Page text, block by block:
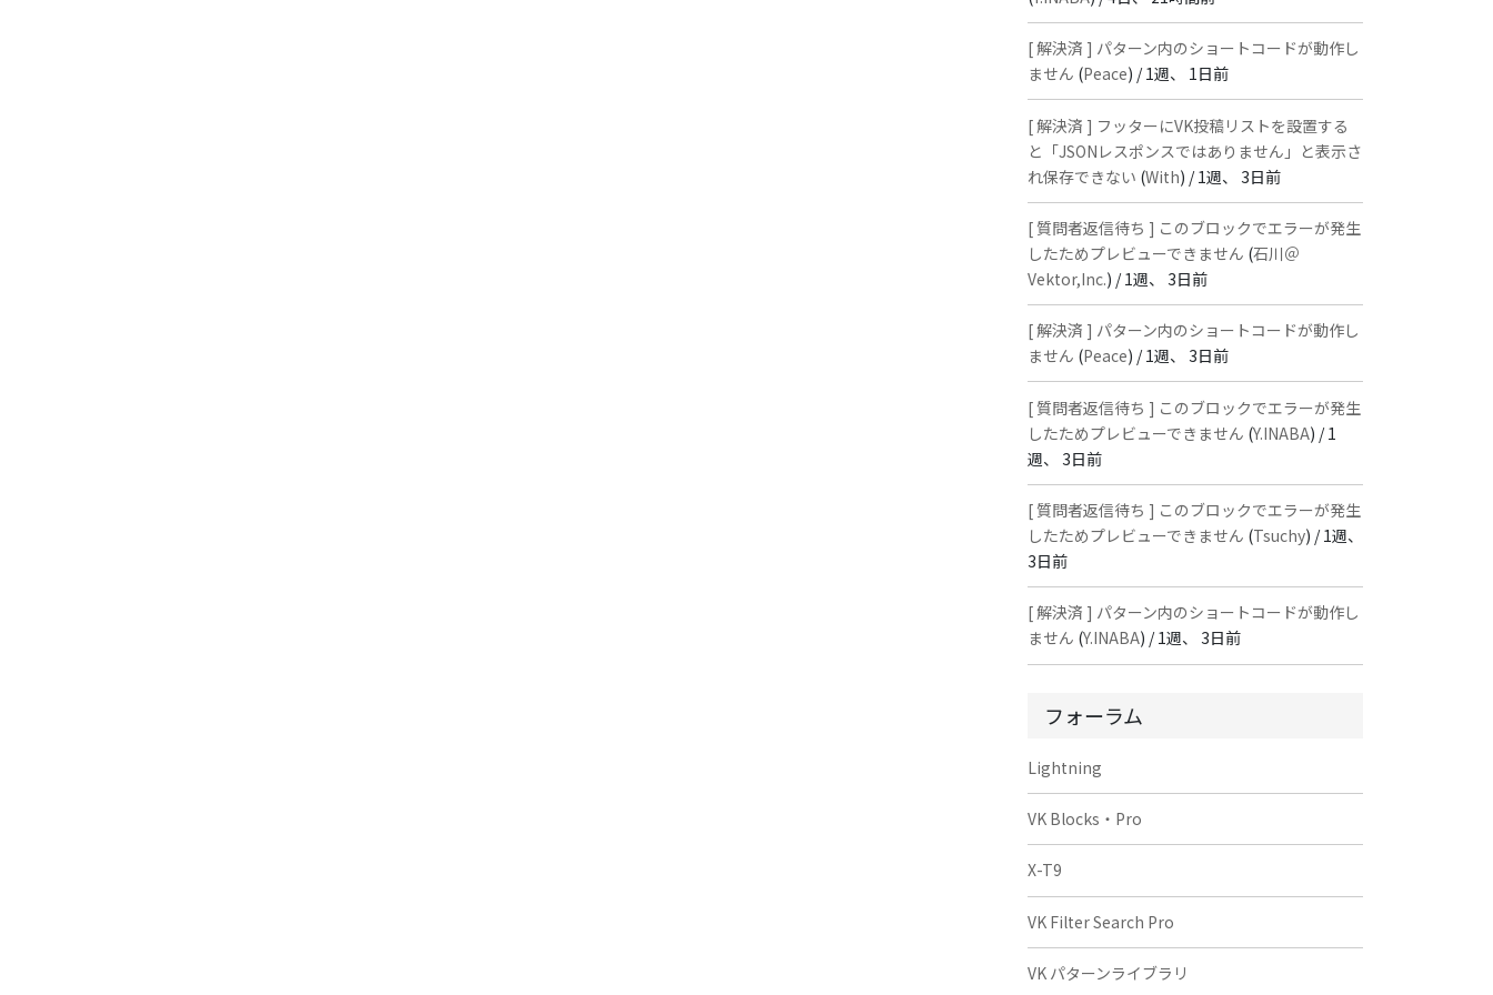
[ 解決済 ] パターン内のショートコードが動作し
ません (Peace) /1週、 1日前
[ 解決済 ] フッターにVK投稿リストを設置する
と「JSONレスポンスではありません」と表示さ
れ保存できない (With) /1週、 3日前
[ 質問者返信待ち ] このブロックでエラーが発生
したためプレビューできません (石川＠
Vektor,Inc.) /1週、 3日前
[ 解決済 ] パターン内のショートコードが動作し
ません (Peace) /1週、 3日前
[ 質問者返信待ち ] このブロックでエラーが発生
したためプレビューできません (Y.INABA) /1
週、 3日前
[ 質問者返信待ち ] このブロックでエラーが発生
したためプレビューできません (Tsuchy) /1週、
3日前
[ 解決済 ] パターン内のショートコードが動作し
ません (Y.INABA) /1週、 3日前
フォーラム
Lightning
VK Blocks・Pro
X-T9
VK Filter Search Pro
VK パターンライブラリ